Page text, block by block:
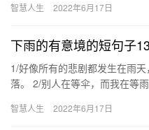
智慧人生 2022年6月17日
下雨的有意境的短句子
1/好像所有的悲剧都发生在雨
落。 2/别人在等伞，而我在等
智慧人生 2022年6月17日